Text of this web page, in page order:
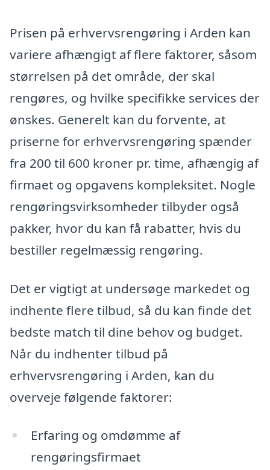
Prisen på erhvervsrengøring i Arden kan
variere afhængigt af flere faktorer, såsom
størrelsen på det område, der skal
rengøres, og hvilke specifikke services der
ønskes. Generelt kan du forvente, at
priserne for erhvervsrengøring spænder
fra 200 til 600 kroner pr. time, afhængig af
firmaet og opgavens kompleksitet. Nogle
rengøringsvirksomheder tilbyder også
pakker, hvor du kan få rabatter, hvis du
bestiller regelmæssig rengøring.
Det er vigtigt at undersøge markedet og
indhente flere tilbud, så du kan finde det
bedste match til dine behov og budget.
Når du indhenter tilbud på
erhvervsrengøring i Arden, kan du
overveje følgende faktorer:
Erfaring og omdømme af
rengøringsfirmaet